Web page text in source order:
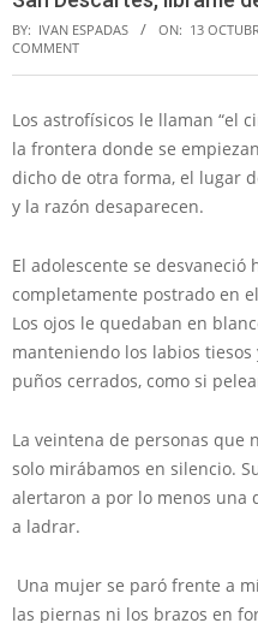
BY: IVAN ESPADAS ON: 13
COMMENT
Los astrofísicos le llaman “el
la frontera donde se
dicho de otra forma, el lugar
y la razón desaparecen.
El adolescente se desvaneció
completamente postrado en
Los ojos le quedaban en
manteniendo los labios
puños cerrados, como si
La veintena de personas que
solo mirábamos en silencio.
alertaron a por lo menos una
a ladrar.
Una mujer se paró frente a
las piernas ni los brazos en